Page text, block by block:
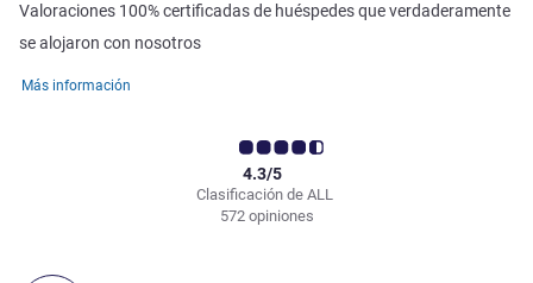
Valoraciones 100% certificadas de huéspedes que verdaderamente
se alojaron con nosotros
Más información
Clasificación de ALL
4.3/5
572 opiniones